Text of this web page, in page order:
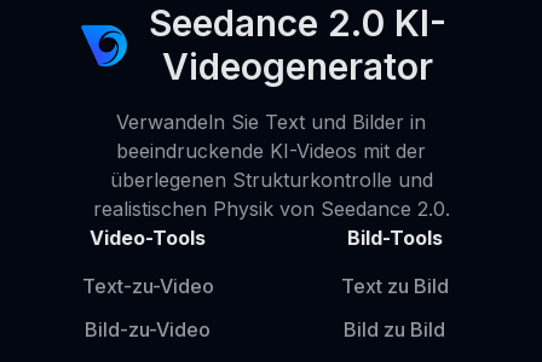
Seedance 2.0 KI-
Videogenerator
Verwandeln Sie Text und Bilder in
beeindruckende KI-Videos mit der
überlegenen Strukturkontrolle und
realistischen Physik von Seedance 2.0.
Video-Tools
Text-zu-Video
Bild-zu-Video
Bild-Tools
Text zu Bild
Bild zu Bild